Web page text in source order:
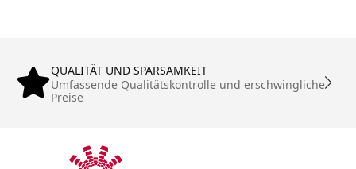
QUALITÄT UND SPARSAMKEIT
Umfassende Qualitätskontrolle und erschwingliche
Preise